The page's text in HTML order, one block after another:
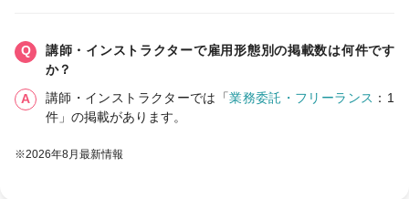
講師・インストラクターで雇用形態別の掲載数は何件です
か？
講師・インストラクターでは「業務委託・フリーランス ：1
件」の掲載があります。
※2026年8月最新情報